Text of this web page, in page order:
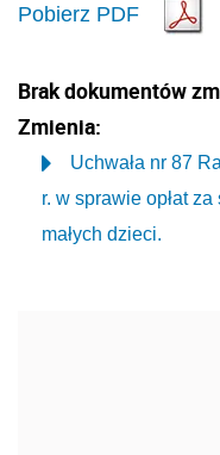
Pobierz PDF
Brak dokumentów
Zmienia:
Uchwała nr 87
r. w sprawie opłat
małych dzieci.